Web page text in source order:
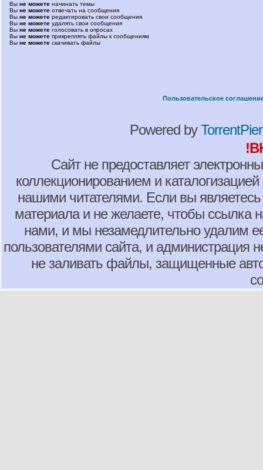
Вы не можете начинать темы
Вы не можете отвечать на сообщения
Вы не можете редактировать свои сообщения
Вы не можете удалять свои сообщения
Вы не можете голосовать в опросах
Вы не можете прикреплять файлы к сообщениям
Вы не можете скачивать файлы
Пользовательское
Powered by
Сайт не предоставляет
коллекционированием и
нашими читателями. Если вы являетесь
материала и не желаете, чтобы ссылка
нами, и мы незамедлительно удалим
пользователями сайта, и администрация
не заливать файлы, защищенные